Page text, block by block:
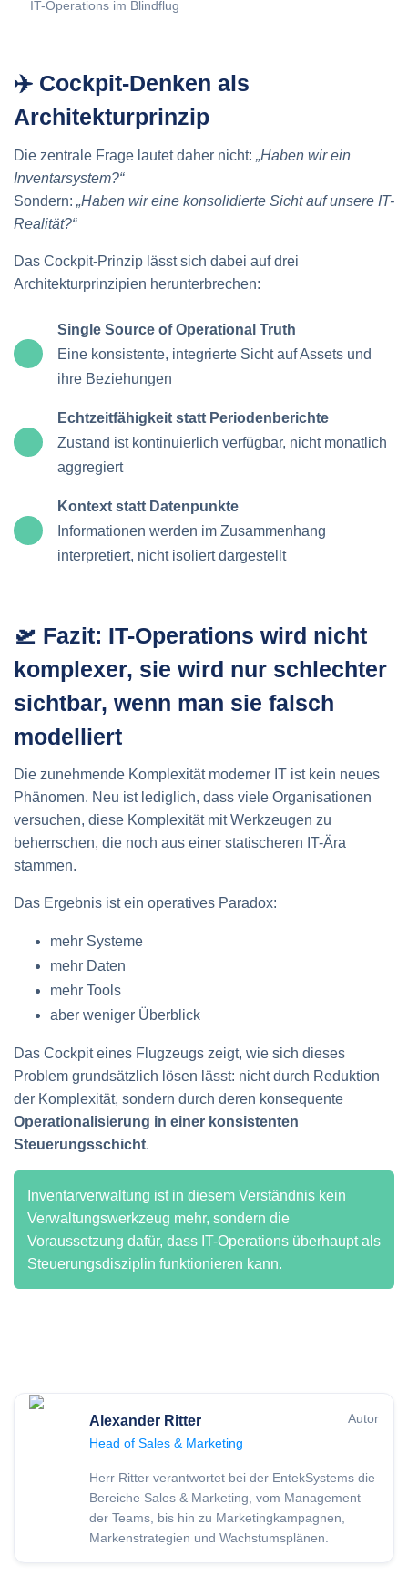
IT-Operations im Blindflug
✈️ Cockpit-Denken als
Architekturprinzip
Die zentrale Frage lautet daher nicht: „Haben wir ein
Inventarsystem?“
Sondern: „Haben wir eine konsolidierte Sicht auf unsere IT-
Realität?“
Das Cockpit-Prinzip lässt sich dabei auf drei
Architekturprinzipien herunterbrechen:
Single Source of Operational Truth
Eine konsistente, integrierte Sicht auf Assets und
ihre Beziehungen
Echtzeitfähigkeit statt Periodenberichte
Zustand ist kontinuierlich verfügbar, nicht monatlich
aggregiert
Kontext statt Datenpunkte
Informationen werden im Zusammenhang
interpretiert, nicht isoliert dargestellt
🛫 Fazit: IT-Operations wird nicht
komplexer, sie wird nur schlechter
sichtbar, wenn man sie falsch
modelliert
Die zunehmende Komplexität moderner IT ist kein neues
Phänomen. Neu ist lediglich, dass viele Organisationen
versuchen, diese Komplexität mit Werkzeugen zu
beherrschen, die noch aus einer statischeren IT-Ära
stammen.
Das Ergebnis ist ein operatives Paradox:
mehr Systeme
mehr Daten
mehr Tools
aber weniger Überblick
Das Cockpit eines Flugzeugs zeigt, wie sich dieses
Problem grundsätzlich lösen lässt: nicht durch Reduktion
der Komplexität, sondern durch deren konsequente
Operationalisierung in einer konsistenten
Steuerungsschicht.
Inventarverwaltung ist in diesem Verständnis kein
Verwaltungswerkzeug mehr, sondern die
Voraussetzung dafür, dass IT-Operations überhaupt als
Steuerungsdisziplin funktionieren kann.
Alexander Ritter
Autor
Head of Sales & Marketing
Herr Ritter verantwortet bei der EntekSystems die
Bereiche Sales & Marketing, vom Management
der Teams, bis hin zu Marketingkampagnen,
Markenstrategien und Wachstumsplänen.